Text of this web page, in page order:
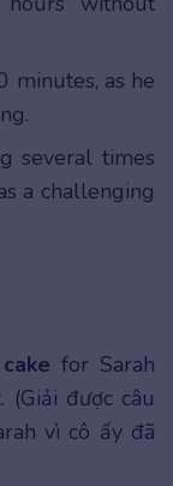
minutes, as he
several times
a challenging
for Sarah
được câu
vì cô ấy đã